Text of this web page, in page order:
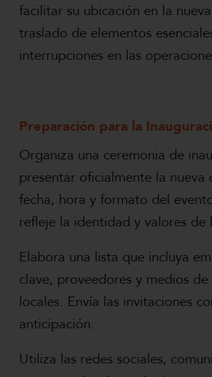
facilitar su ubicación en la
traslado de elementos
interrupciones en las
Preparación para la
Organiza una ceremonia de
presentar oficialmente la nueva
fecha, hora y formato del
refleje la identidad y valores de
Elabora una lista que incluya
clave, proveedores y medios
locales. Envía las invitaciones
anticipación.
Utiliza las redes sociales,